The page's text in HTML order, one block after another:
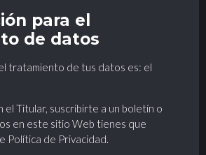
para el
de datos
tratamiento de tus datos es: el
el Titular, suscribirte a un boletín o
en este sitio Web tienes que
Política de Privacidad.